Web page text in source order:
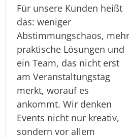
Für unsere Kunden heißt
das: weniger
Abstimmungschaos, mehr
praktische Lösungen und
ein Team, das nicht erst
am Veranstaltungstag
merkt, worauf es
ankommt. Wir denken
Events nicht nur kreativ,
sondern vor allem